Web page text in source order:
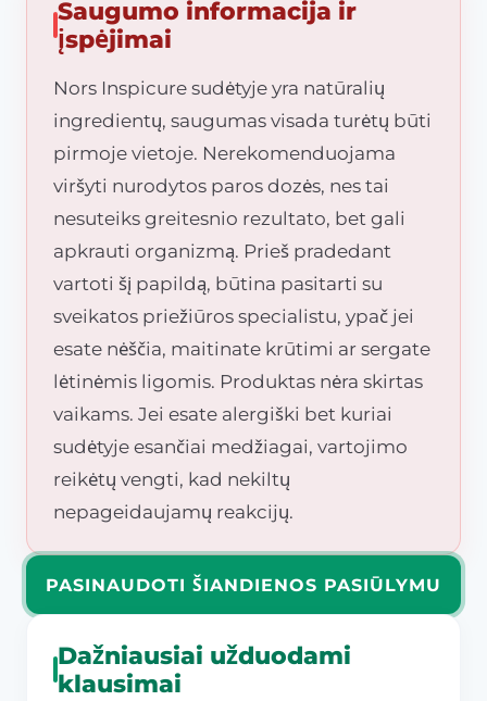
Saugumo informacija ir
įspėjimai
Nors Inspicure sudėtyje yra natūralių
ingredientų, saugumas visada turėtų būti
pirmoje vietoje. Nerekomenduojama
viršyti nurodytos paros dozės, nes tai
nesuteiks greitesnio rezultato, bet gali
apkrauti organizmą. Prieš pradedant
vartoti šį papildą, būtina pasitarti su
sveikatos priežiūros specialistu, ypač jei
esate nėščia, maitinate krūtimi ar sergate
lėtinėmis ligomis. Produktas nėra skirtas
vaikams. Jei esate alergiški bet kuriai
sudėtyje esančiai medžiagai, vartojimo
reikėtų vengti, kad nekiltų
nepageidaujamų reakcijų.
PASINAUDOTI ŠIANDIENOS PASIŪLYMU
Dažniausiai užduodami
klausimai